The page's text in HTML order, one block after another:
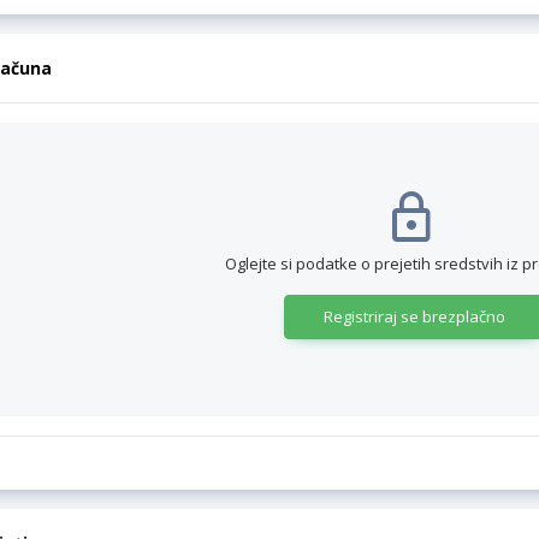
Oglejte si podatke o prejetih sredstvih iz
Registriraj se brezplačno